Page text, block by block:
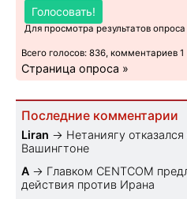
Голосовать!
Для просмотра результатов
Всего голосов: 836, комментариев 1
Страница опроса »
Последние комментарии
Liran → Нетаниягу
Вашингтоне
A → Главком CENTCOM
действия против Ирана